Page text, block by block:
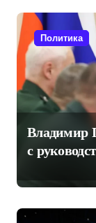
Политика
Владимир
с
произвел